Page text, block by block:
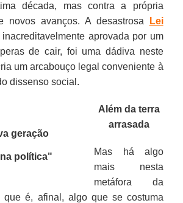
década, mas contra a própria
novos avanços. A desastrosa
Lei
inacreditavelmente aprovada por um
de cair, foi uma dádiva neste
um arcabouço legal conveniente à
dissenso social.
geração
política"
Além da terra
arrasada
Mas há algo
mais nesta
metáfora da
que é, afinal, algo que se costuma